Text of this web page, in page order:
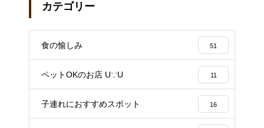
カテゴリー
食の愉しみ 51
ペットOKのお店 U∵U 11
子連れにおすすめスポット 16